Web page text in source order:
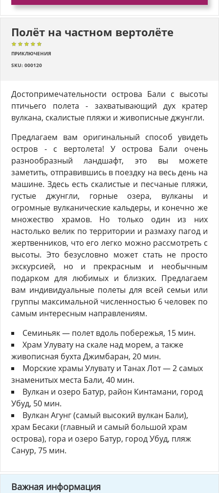
Полёт на частном вертолёте
★★★★★
★★★★★
★★★★★
ПРИКЛЮЧЕНИЯ
SKU: 000120
Достопримечательности острова Бали с высоты
птичьего полета - захватывающий дух кратер
вулкана, скалистые пляжи и живописные джунгли.
Предлагаем вам оригинальный способ увидеть
остров - с вертолета! У острова Бали очень
разнообразный ландшафт, это вы можете
заметить, отправившись в поездку на весь день на
машине. Здесь есть скалистые и песчаные пляжи,
густые джунгли, горные озера, вулканы и
огромные вулканические кальдеры, и конечно же
множество храмов. Но только один из них
настолько велик по территории и размаху пагод и
жертвенников, что его легко можно рассмотреть с
высоты. Это безусловно может стать не просто
экскурсией, но и прекрасным и необычным
подарком для любимых и близких. Предлагаем
вам индивидуальные полеты для всей семьи или
группы максимальной численностью 6 человек по
самым интересным направлениям.
Семиньяк — полет вдоль побережья, 15 мин.
Храм Улувату на скале над морем, а также
живописная бухта Джимбаран, 20 мин.
Морские храмы Улувату и Танах Лот — 2 самых
знаменитых места Бали, 40 мин.
Вулкан и озеро Батур, район Кинтамани, город
Убуд, 50 мин.
Вулкан Агунг (самый высокий вулкан Бали),
храм Бесаки (главный и самый большой храм
острова), гора и озеро Батур, город Убуд, пляж
Санур, 75 мин.
Важная информация